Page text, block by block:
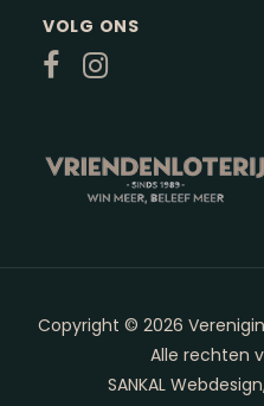
VOLG ONS
Copyright © 2026
Alle rechten
SANKAL